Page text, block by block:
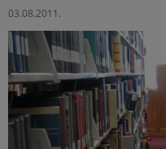
03.08.2011.